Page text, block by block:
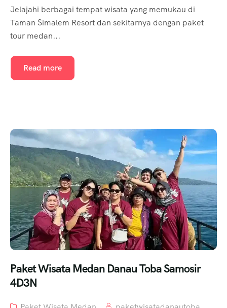
Jelajahi berbagai tempat wisata yang memukau di
Taman Simalem Resort dan sekitarnya dengan paket
tour medan...
Read more
Paket Wisata Medan Danau Toba Samosir
4D3N